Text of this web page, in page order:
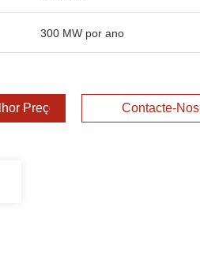
300 MW por ano
Preço Contacte-Nos